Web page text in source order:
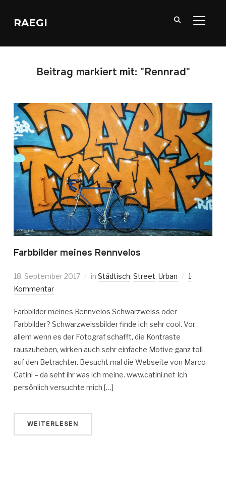
RAEGI
Beitrag markiert mit: "Rennrad"
Farbbilder meines Rennvelos
18. September 2017 in Städtisch, Street, Urban
1
Kommentar
Farbbilder meines Rennvelos Schwarzweiss oder
Farbbilder? Schwarzweissbilder finde ich sehr cool. Vor
allem wenn es der Fotograf schafft, die Kontraste
rauszuheben, wirken auch sehr einfache Motive ganz toll
auf den Betrachter. Besucht mal die Webseite von Marco
Catini – da seht ihr was ich meine. www.catini.net Ich
persönlich versuchte mich […]
WEITERLESEN